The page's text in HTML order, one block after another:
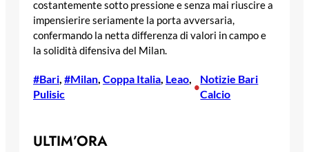
costantemente sotto pressione e senza mai riuscire a
impensierire seriamente la porta avversaria,
confermando la netta differenza di valori in campo e
la solidità difensiva del Milan.
#Bari #Milan Coppa Italia Leao
Pulisic
•
Notizie Bari
Calcio
ULTIM’ORA